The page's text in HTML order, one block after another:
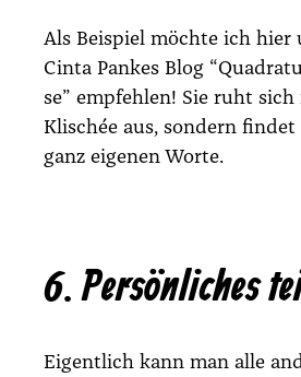
Als Bei­spiel möch­te ich hier
Cin­ta Pan­kes Blog “
se” emp­feh­len! Sie ruht sich
Kli­s­chée aus, son­dern
ganz eige­nen Wor­te.
6. Persönliches
Eigent­lich kann man alle